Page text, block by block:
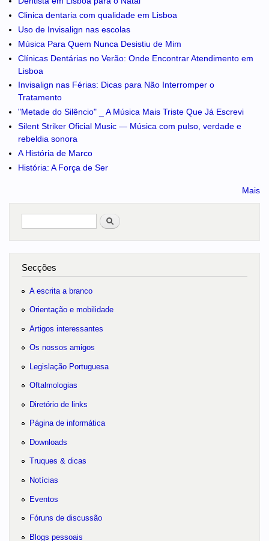
Clinica dentaria com qualidade em Lisboa
Uso de Invisalign nas escolas
Música Para Quem Nunca Desistiu de Mim
Clínicas Dentárias no Verão: Onde Encontrar Atendimento em
Lisboa
Invisalign nas Férias: Dicas para Não Interromper o
Tratamento
"Metade do Silêncio" _ A Música Mais Triste Que Já Escrevi
Silent Striker Oficial Music — Música com pulso, verdade e
rebeldia sonora
A História de Marco
História: A Força de Ser
Mais
Pesquisar
no portal
Secções
A escrita a branco
Orientação e mobilidade
Artigos interessantes
Os nossos amigos
Legislação Portuguesa
Oftalmologias
Diretório de links
Página de informática
Downloads
Truques & dicas
Notícias
Eventos
Fóruns de discussão
Blogs pessoais